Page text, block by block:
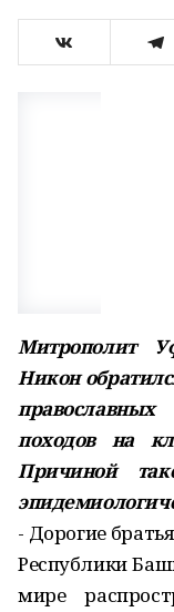
Митрополит
Никон
православных
походов на
Причиной
- Дорогие
Республики
мире